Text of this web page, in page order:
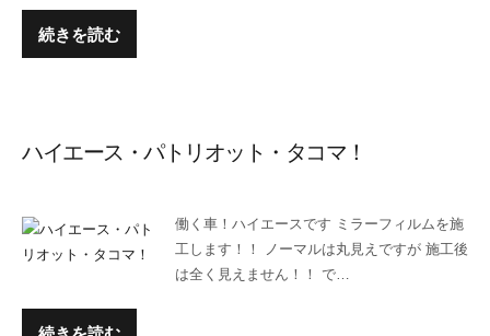
続きを読む
ハイエース・パトリオット・タコマ！
働く車！ハイエースです ミラーフィルムを施
工します！！ ノーマルは丸見えですが 施工後
は全く見えません！！ で…